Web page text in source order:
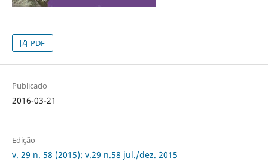
PDF
Publicado
2016-03-21
Edição
v. 29 n. 58 (2015): v.29 n.58 jul./dez. 2015